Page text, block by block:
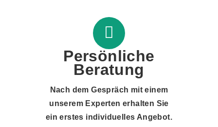
Persönliche
Beratung
Nach dem Gespräch mit einem
unserem Experten erhalten Sie
ein erstes individuelles Angebot.